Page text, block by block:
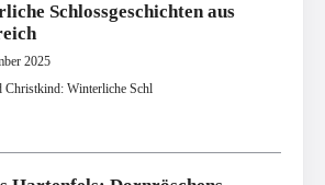
Schlossgeschichten aus
2025
Christkind: Winterliche Schl